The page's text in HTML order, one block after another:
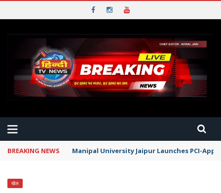
BREAKING NEWS Manipal University Jaipur Launches PCI-
खेल